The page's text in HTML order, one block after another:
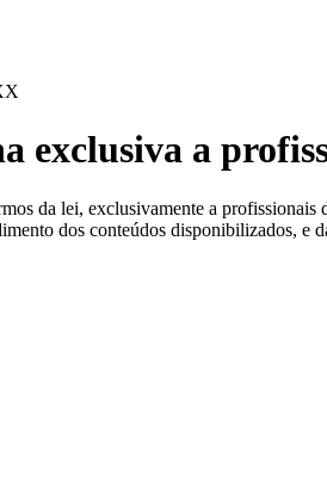
exclusiva a
da lei, exclusivamente a
dos conteúdos disponibilizados,